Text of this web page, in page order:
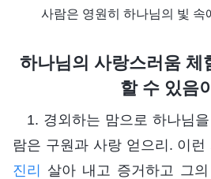
사람은 영원히 하나님의 빛 속
하나님의 사랑스러움 체
할 수 있음
1. 경외하는 맘으로 하나님
람은 구원과 사랑 얻으리. 이
진리 살아 내고 증거하고 그